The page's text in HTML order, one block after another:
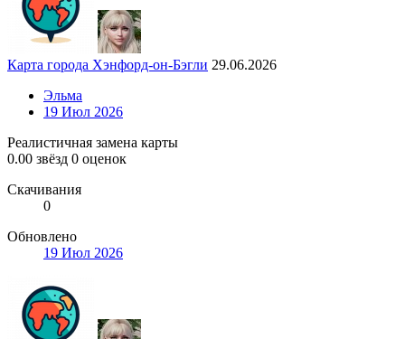
Карта города Хэнфорд-он-Бэгли 29.06.2026
Эльма
19 Июл 2026
Реалистичная замена карты
0.00 звёзд 0 оценок
Скачивания
0
Обновлено
19 Июл 2026